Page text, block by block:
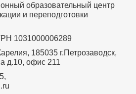
образовательный центр
и переподготовки
1031000006289
185035 г.Петрозаводск,
д.10, офис 211